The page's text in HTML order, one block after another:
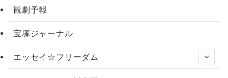
観劇予報
宝塚ジャーナル
エッセイ☆フリーダム